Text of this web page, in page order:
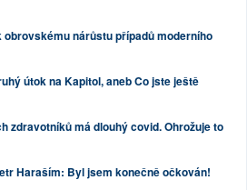
obrovskému nárůstu případů moderního
útok na Kapitol, aneb Co jste ještě
zdravotníků má dlouhý covid. Ohrožuje to
Haraším: Byl jsem konečně očkován!